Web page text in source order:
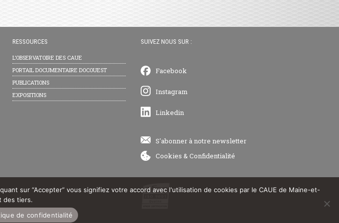
RESSOURCES
L’OBSERVATOIRE DES CAUE
PORTAIL DOCUMENTAIRE DOCOUEST
PUBLICATIONS
EXPOSITIONS
SUIVEZ NOUS SUR :
Facebook
Instagram
Linkedin
S'abonner à notre newsletter
Cookies & Confidentialité
sur “Accepter” vous signifiez votre accord avec l'utilisation de cookies par le CAUE de Maine-et-
des tiers.
de confidentialité